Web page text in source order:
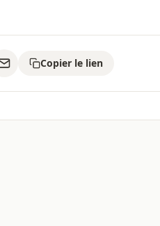
Copier le lien